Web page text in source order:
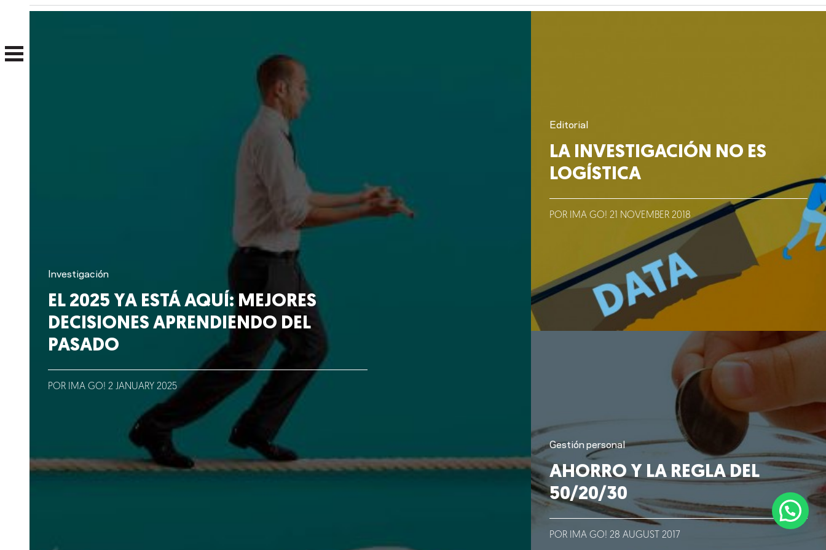
Lo que hacemos
Blog
Talento
Conversemos
Investigación
EL 2025 YA ESTÁ AQUÍ: MEJORES
DECISIONES APRENDIENDO DEL
PASADO
POR IMA GO! 2 JANUARY 2025
Editorial
LA INVESTIGACIÓN NO ES
LOGÍSTICA
POR IMA GO! 21 NOVEMBER 2018
Gestión personal
AHORRO Y LA REGLA DEL
50/20/30
POR IMA GO! 28 AUGUST 2017